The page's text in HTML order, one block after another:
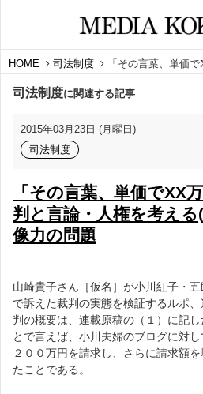
HOME 司法制度 「その言葉、単価
司法制度に関連する記事
2015年03月23日 (月曜日)
司法制度
「その言葉、単価でXX
判と言論・人権を考え
像力の問題
山崎貴子さん［仮名］が小川紅子・
で訴えた裁判の実態を検証するルポ
判の概要は、連載原稿の（１）に記
とで言えば、小川夫婦のブログに対
２００万円を請求し、さらに請求額
たことである。